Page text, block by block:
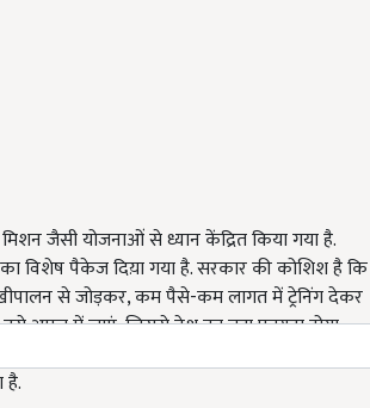
जैसी योजनाओं से ध्यान केंद्रित किया गया है.
विशेष पैकेज दिय़ा गया है. सरकार की कोशिश है कि
से जोड़कर, कम पैसे-कम लागत में ट्रेनिंग देकर
अमल में लाएं, जिससे देश का बड़ा फायदा होगा.
गरीब-किसान के लिए समर्पित है, वहीं इस आयोजन
है.